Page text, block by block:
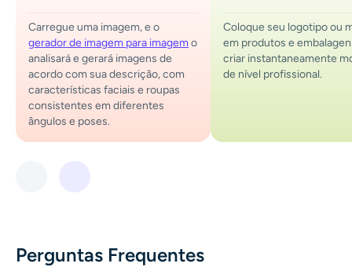
Carregue uma imagem, e o
gerador de imagem para imagem o
analisará e gerará imagens de
acordo com sua descrição, com
características faciais e roupas
consistentes em diferentes
ângulos e poses.
Coloque seu logotipo ou
em produtos e
criar instantaneamente
de nível profissional.
Perguntas Frequentes